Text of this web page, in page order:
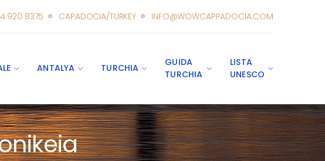
920 8375 CAPADOCIA/TURKEY INFO@WOWCAPPADOCIA.COM
ANTALYA TURCHIA
GUIDA
TURCHIA
LISTA
UNESCO